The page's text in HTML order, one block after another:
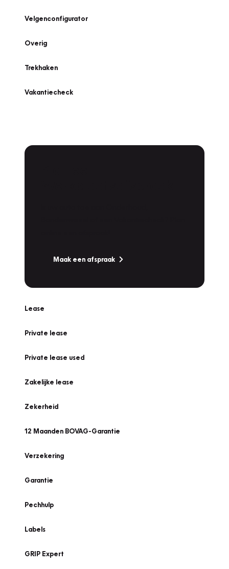
Velgenconfigurator
Overig
Trekhaken
Vakantiecheck
Maak een afspraak
Lease
Private lease
Private lease used
Zakelijke lease
Zekerheid
12 Maanden BOVAG-Garantie
Verzekering
Garantie
Pechhulp
Labels
GRIP Expert